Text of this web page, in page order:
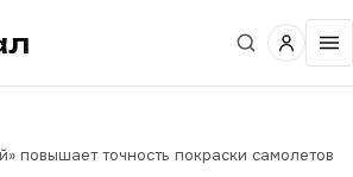
повышает точность покраски самолетов